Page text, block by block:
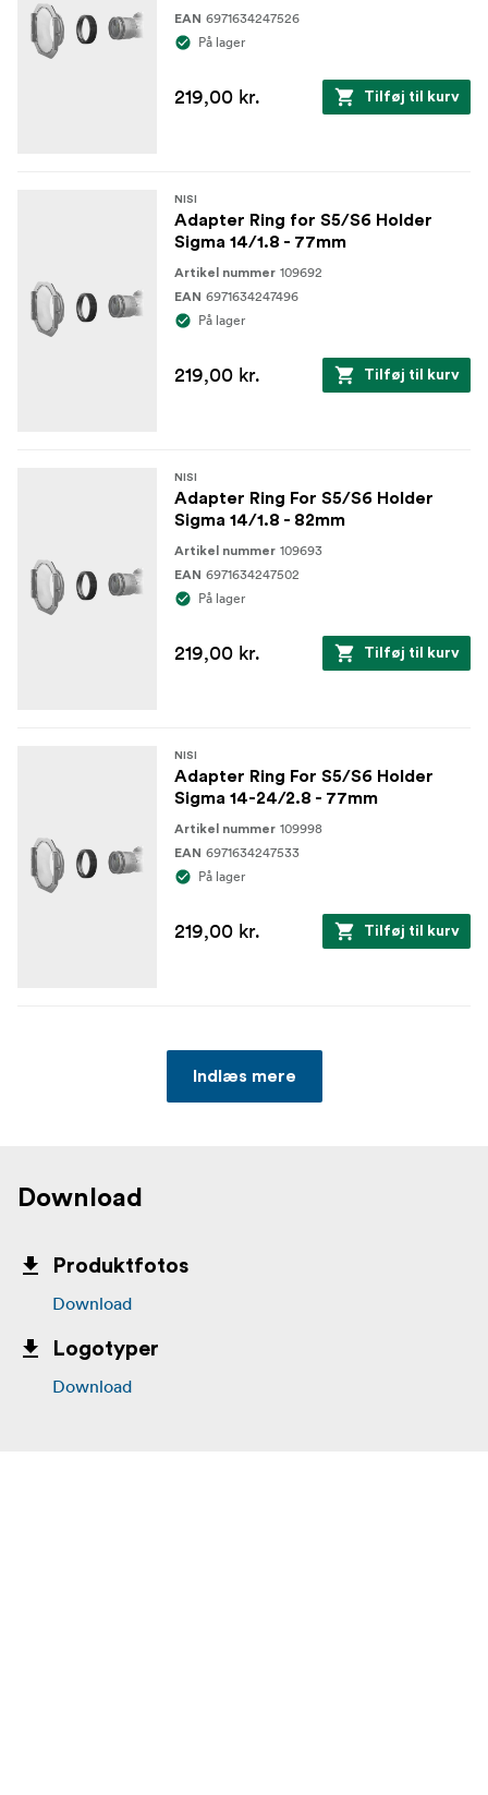
EAN 6971634247526
På lager
219,00 kr. Tilføj til kurv
NISI
Adapter Ring for S5/S6 Holder
Sigma 14/1.8 - 77mm
Artikel nummer 109692
EAN 6971634247496
På lager
219,00 kr. Tilføj til kurv
NISI
Adapter Ring For S5/S6 Holder
Sigma 14/1.8 - 82mm
Artikel nummer 109693
EAN 6971634247502
På lager
219,00 kr. Tilføj til kurv
NISI
Adapter Ring For S5/S6 Holder
Sigma 14-24/2.8 - 77mm
Artikel nummer 109998
EAN 6971634247533
På lager
219,00 kr. Tilføj til kurv
Indlæs mere
Download
Produktfotos
Download
Logotyper
Download